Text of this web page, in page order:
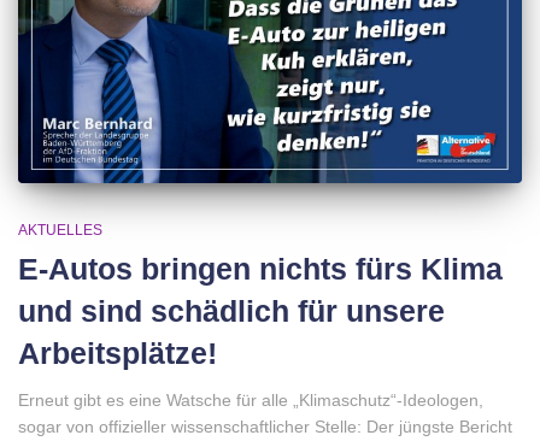
AKTUELLES
E-Autos bringen nichts fürs Klima
und sind schädlich für unsere
Arbeitsplätze!
Erneut gibt es eine Watsche für alle „Klimaschutz“-Ideologen,
sogar von offizieller wissenschaftlicher Stelle: Der jüngste Bericht